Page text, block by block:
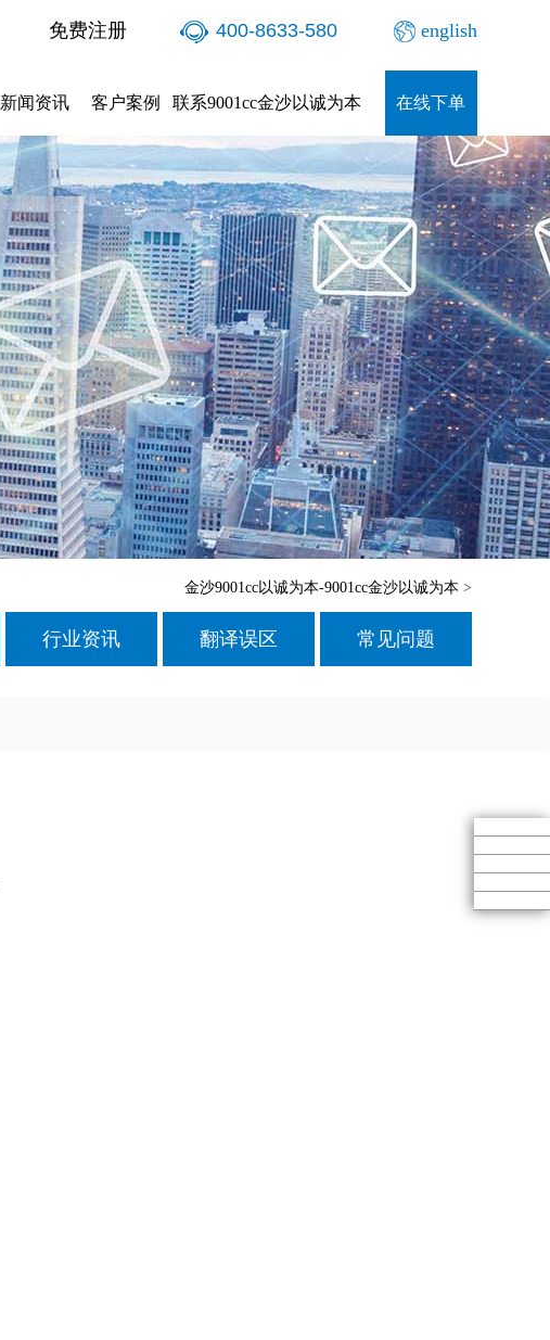
免费注册 400-8633-580 english
新闻资讯 客户案例 联系9001cc金沙以诚为本 在线下单
金沙9001cc以诚为本-9001cc金沙以诚为本 >
行业资讯 翻译误区 常见问题